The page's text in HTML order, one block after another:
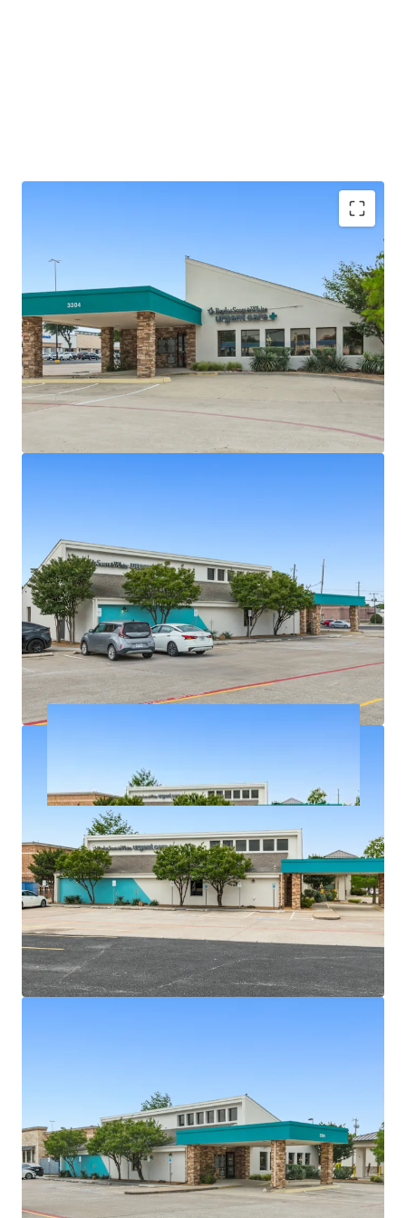
±2.0 years of lease term remaining
Absolute NNN - ZERO landlord responsibilities
Baylor Scott & White is the largest not-for-profit
health system in Texas, serving 3M+ patients
annually
25+ years of operating history at this location
Outparcel to a shopping center
Densely populated with over 326,939 residents in a
5-mile radius
and Alma Dr with exposure to over 46,900+ VPD